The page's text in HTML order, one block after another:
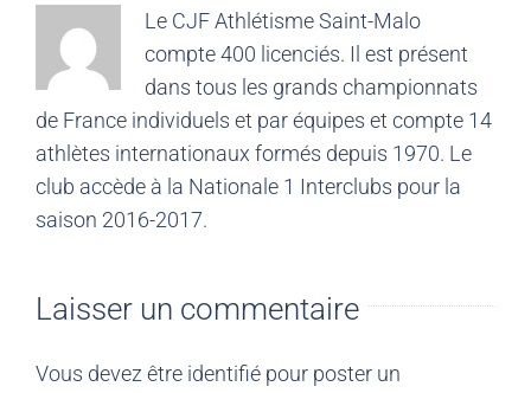
Le CJF Athlétisme Saint-Malo
compte 400 licenciés. Il est présent
dans tous les grands championnats
de France individuels et par équipes et compte 14
athlètes internationaux formés depuis 1970. Le
club accède à la Nationale 1 Interclubs pour la
saison 2016-2017.
Laisser un commentaire
Vous devez être identifié pour poster un